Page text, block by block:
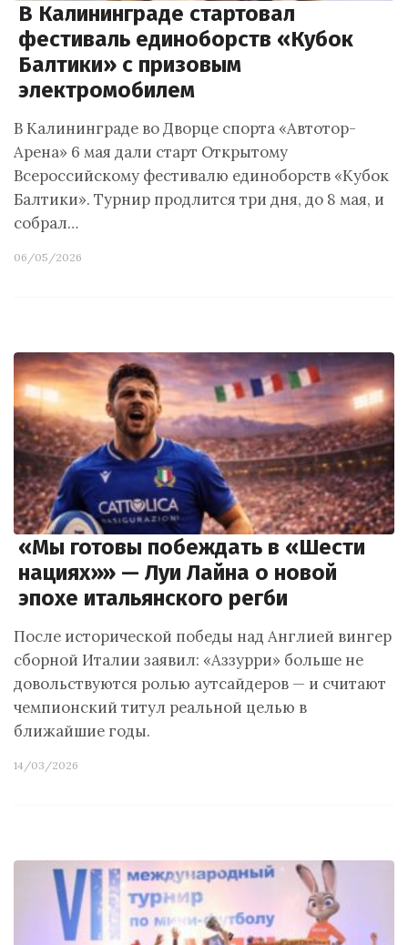
В Калининграде стартовал
фестиваль единоборств «Кубок
Балтики» с призовым
электромобилем
В Калининграде во Дворце спорта «Автотор-
Арена» 6 мая дали старт Открытому
Всероссийскому фестивалю единоборств «Кубок
Балтики». Турнир продлится три дня, до 8 мая, и
собрал…
06/05/2026
«Мы готовы побеждать в «Шести
нациях»» — Луи Лайна о новой
эпохе итальянского регби
После исторической победы над Англией вингер
сборной Италии заявил: «Аззурри» больше не
довольствуются ролью аутсайдеров — и считают
чемпионский титул реальной целью в
ближайшие годы.
14/03/2026